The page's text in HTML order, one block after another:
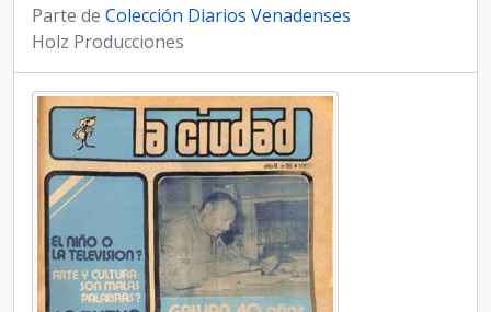
Parte de Colección Diarios Venadenses
Holz Producciones